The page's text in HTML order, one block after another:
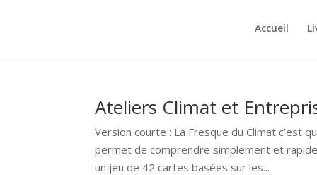
Accueil
Ateliers Climat et
Version courte : La Fresque du Climat c’est
permet de comprendre simplement et
un jeu de 42 cartes basées sur les...